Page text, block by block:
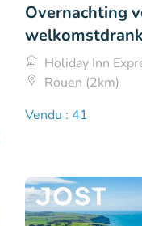
Overnachting
Holiday Inn
Rouen (2km)
Vendu : 41